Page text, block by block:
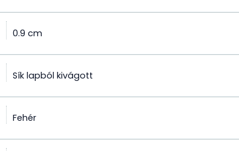
0.9 cm
Sík lapból kivágott
Fehér